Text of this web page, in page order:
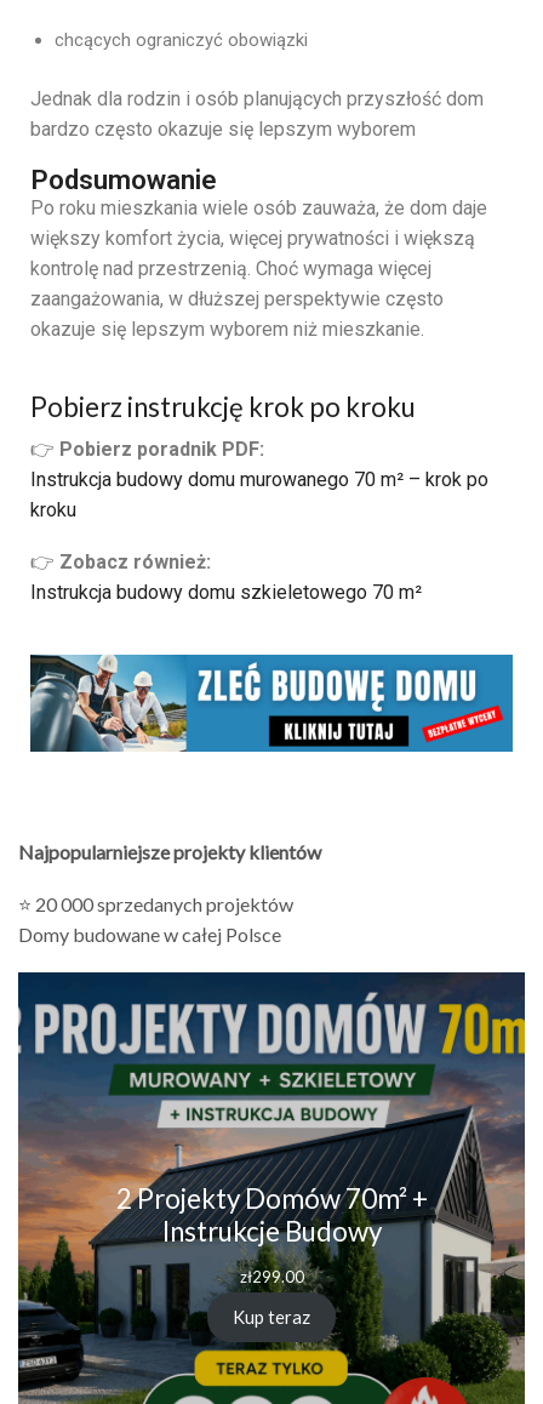
chcących ograniczyć obowiązki
Jednak dla rodzin i osób planujących przyszłość dom
bardzo często okazuje się lepszym wyborem
Podsumowanie
Po roku mieszkania wiele osób zauważa, że dom daje
większy komfort życia, więcej prywatności i większą
kontrolę nad przestrzenią. Choć wymaga więcej
zaangażowania, w dłuższej perspektywie często
okazuje się lepszym wyborem niż mieszkanie.
Pobierz instrukcję krok po kroku
👉 Pobierz poradnik PDF:
Instrukcja budowy domu murowanego 70 m² – krok po
kroku
👉 Zobacz również:
Instrukcja budowy domu szkieletowego 70 m²
Najpopularniejsze projekty klientów
⭐ 20 000 sprzedanych projektów
Domy budowane w całej Polsce
2 Projekty Domów 70m² +
Instrukcje Budowy
zł299.00
Kup teraz